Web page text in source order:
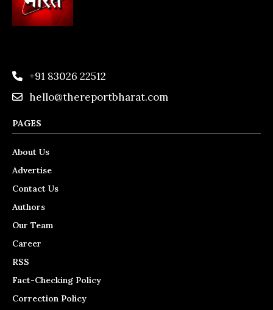
+91 83026 22512
hello@thereportbharat.com
PAGES
About Us
Advertise
Contact Us
Authors
Our Team
Career
RSS
Fact-Checking Policy
Correction Policy